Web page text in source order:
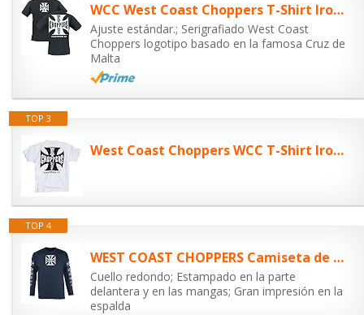
WCC West Coast Choppers T-Shirt Iron Cross schwarz-L
Ajuste estándar.; Serigrafiado West Coast
Choppers logotipo basado en la famosa Cruz de
Malta
TOP 3
West Coast Choppers WCC T-Shirt Iron Cross Weiss-L
TOP 4
WEST COAST CHOPPERS Camiseta de manga larga para hombre OG Logo ATX, azul...
Cuello redondo; Estampado en la parte
delantera y en las mangas; Gran impresión en la
espalda